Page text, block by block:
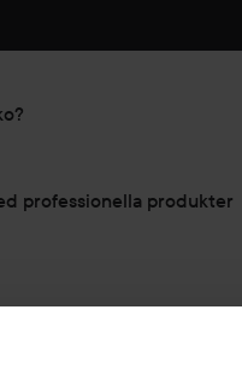
professionella produkter